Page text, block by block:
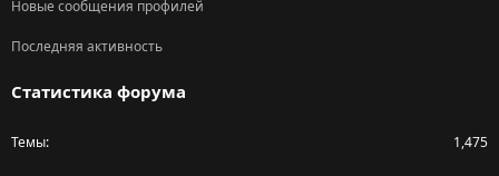
Новые сообщения профилей
Последняя активность
Статистика форума
Темы 1,475